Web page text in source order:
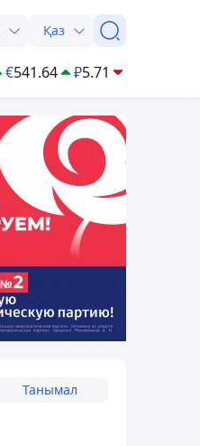
Қаз
€541.64 ₽5.71
Танымал